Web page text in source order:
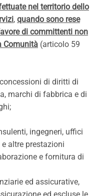
nel territorio dello
, quando sono rese
di committenti non
Comunità (articolo 59
di diritti di
marchi di fabbrica e di
ingegneri, uffici
altre prestazioni
e fornitura di
ed assicurative,